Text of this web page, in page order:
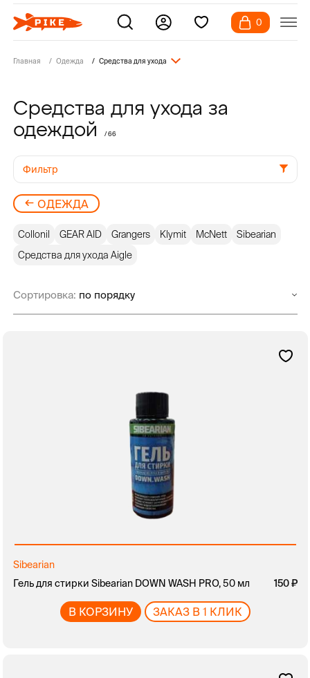
0
Главная Одежда Средства для ухода
Средства для ухода за
одеждой
/ 66
Фильтр
ОДЕЖДА
Collonil GEAR AID Grangers Klymit McNett
Sibearian
Средства для ухода Aigle
Сортировка:
Sibearian
Гель для стирки Sibearian DOWN WASH PRO, 50 мл
150
В КОРЗИНУ ЗАКАЗ В 1 КЛИК